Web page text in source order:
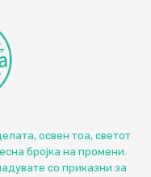
освен тоа, светот
бројка на промени.
со приказни за